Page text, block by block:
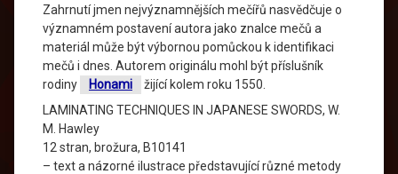
Zahrnutí jmen nejvýznamnějších mečířů nasvědčuje o
významném postavení autora jako znalce mečů a
materiál může být výbornou pomůckou k identifikaci
mečů i dnes. Autorem originálu mohl být příslušník
rodiny
Honami
žijící kolem roku 1550.
LAMINATING TECHNIQUES IN JAPANESE SWORDS, W.
M. Hawley
12 stran, brožura, B10141
– text a názorné ilustrace představující různé metody